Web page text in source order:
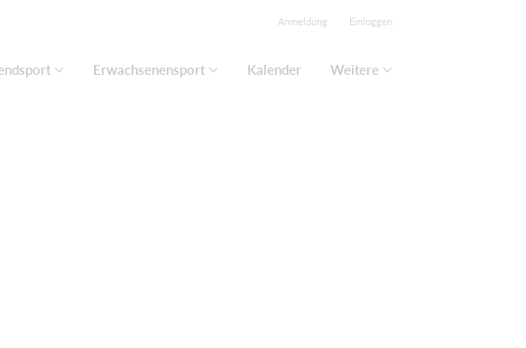
Anmeldung Einloggen
Erwachsenensport Kalender Weitere